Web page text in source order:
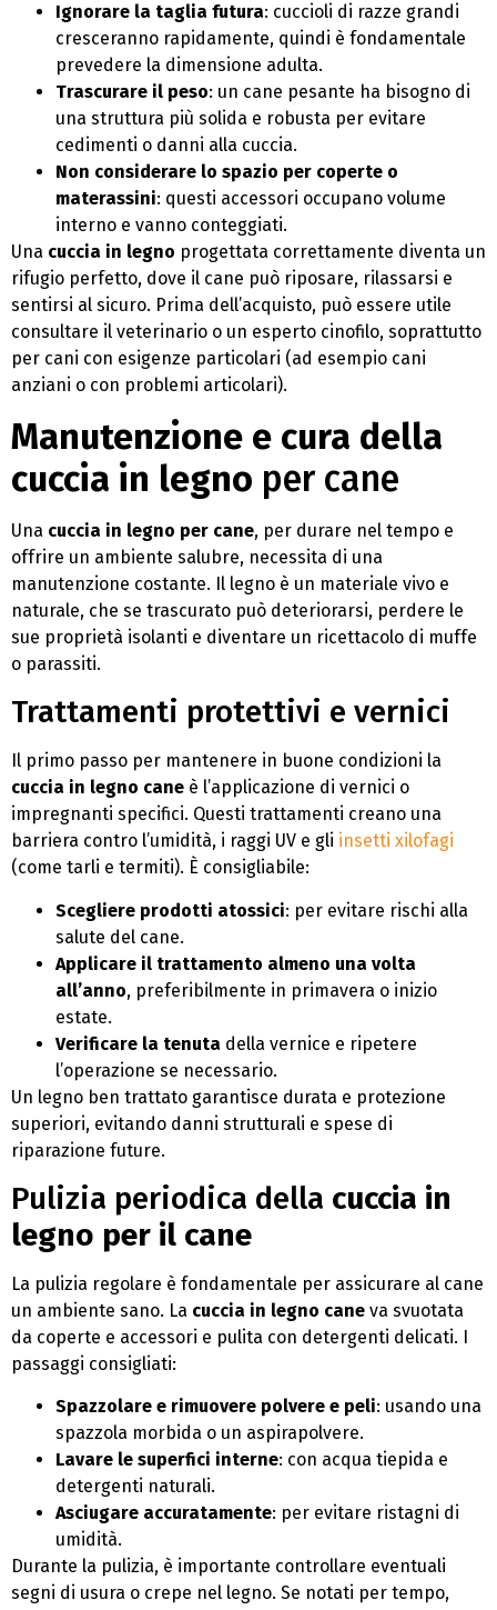
Ignorare la taglia futura: cuccioli di razze grandi
cresceranno rapidamente, quindi è fondamentale
prevedere la dimensione adulta.
Trascurare il peso: un cane pesante ha bisogno di
una struttura più solida e robusta per evitare
cedimenti o danni alla cuccia.
Non considerare lo spazio per coperte o
materassini: questi accessori occupano volume
interno e vanno conteggiati.
Una cuccia in legno progettata correttamente diventa un
rifugio perfetto, dove il cane può riposare, rilassarsi e
sentirsi al sicuro. Prima dell’acquisto, può essere utile
consultare il veterinario o un esperto cinofilo, soprattutto
per cani con esigenze particolari (ad esempio cani
anziani o con problemi articolari).
Manutenzione e cura della
cuccia in legno per cane
Una cuccia in legno per cane, per durare nel tempo e
offrire un ambiente salubre, necessita di una
manutenzione costante. Il legno è un materiale vivo e
naturale, che se trascurato può deteriorarsi, perdere le
sue proprietà isolanti e diventare un ricettacolo di muffe
o parassiti.
Trattamenti protettivi e vernici
Il primo passo per mantenere in buone condizioni la
cuccia in legno cane è l’applicazione di vernici o
impregnanti specifici. Questi trattamenti creano una
barriera contro l’umidità, i raggi UV e gli insetti xilofagi
(come tarli e termiti). È consigliabile:
Scegliere prodotti atossici: per evitare rischi alla
salute del cane.
Applicare il trattamento almeno una volta
all’anno, preferibilmente in primavera o inizio
estate.
Verificare la tenuta della vernice e ripetere
l’operazione se necessario.
Un legno ben trattato garantisce durata e protezione
superiori, evitando danni strutturali e spese di
riparazione future.
Pulizia periodica della cuccia in
legno per il cane
La pulizia regolare è fondamentale per assicurare al cane
un ambiente sano. La cuccia in legno cane va svuotata
da coperte e accessori e pulita con detergenti delicati. I
passaggi consigliati:
Spazzolare e rimuovere polvere e peli: usando una
spazzola morbida o un aspirapolvere.
Lavare le superfici interne: con acqua tiepida e
detergenti naturali.
Asciugare accuratamente: per evitare ristagni di
umidità.
Durante la pulizia, è importante controllare eventuali
segni di usura o crepe nel legno. Se notati per tempo,